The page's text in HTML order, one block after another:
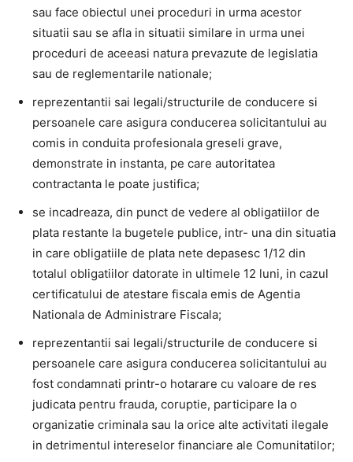
sau face obiectul unei proceduri in urma acestor
situatii sau se afla in situatii similare in urma unei
proceduri de aceeasi natura prevazute de legislatia
sau de reglementarile nationale;
reprezentantii sai legali/structurile de conducere si
persoanele care asigura conducerea solicitantului au
comis in conduita profesionala greseli grave,
demonstrate in instanta, pe care autoritatea
contractanta le poate justifica;
se incadreaza, din punct de vedere al obligatiilor de
plata restante la bugetele publice, intr- una din situatia
in care obligatiile de plata nete depasesc 1/12 din
totalul obligatiilor datorate in ultimele 12 luni, in cazul
certificatului de atestare fiscala emis de Agentia
Nationala de Administrare Fiscala;
reprezentantii sai legali/structurile de conducere si
persoanele care asigura conducerea solicitantului au
fost condamnati printr-o hotarare cu valoare de res
judicata pentru frauda, coruptie, participare la o
organizatie criminala sau la orice alte activitati ilegale
in detrimentul intereselor financiare ale Comunitatilor;